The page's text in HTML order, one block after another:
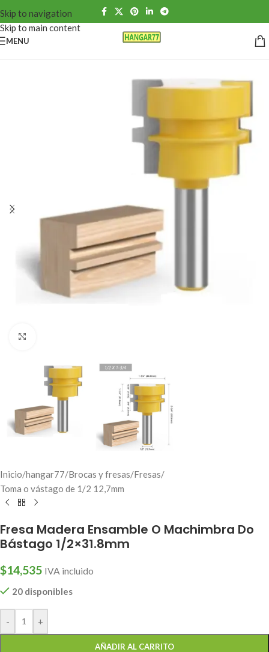
Skip to navigation
Skip to main content
MENU
Inicio/hangar77/Brocas y fresas/Fresas/
Toma o vástago de 1/2 12,7mm
Fresa Madera Ensamble O Machimbra Do
Bástago 1/2×31.8mm
$14,535 IVA incluido
20 disponibles
- +
AÑADIR AL CARRITO